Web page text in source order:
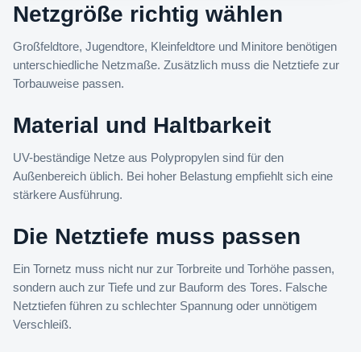
Netzgröße richtig wählen
Großfeldtore, Jugendtore, Kleinfeldtore und Minitore benötigen
unterschiedliche Netzmaße. Zusätzlich muss die Netztiefe zur
Torbauweise passen.
Material und Haltbarkeit
UV-beständige Netze aus Polypropylen sind für den
Außenbereich üblich. Bei hoher Belastung empfiehlt sich eine
stärkere Ausführung.
Die Netztiefe muss passen
Ein Tornetz muss nicht nur zur Torbreite und Torhöhe passen,
sondern auch zur Tiefe und zur Bauform des Tores. Falsche
Netztiefen führen zu schlechter Spannung oder unnötigem
Verschleiß.